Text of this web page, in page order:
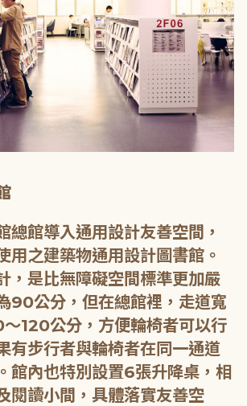
總館導入通用設計友善空間，
用之建築物通用設計圖書館。
，是比無障礙空間標準更加嚴
90公分，但在總館裡，走道寬
～120公分，方便輪椅者可以行
有步行者與輪椅者在同一通道
館內也特別設置6張升降桌，相
閱讀小間，具體落實友善空